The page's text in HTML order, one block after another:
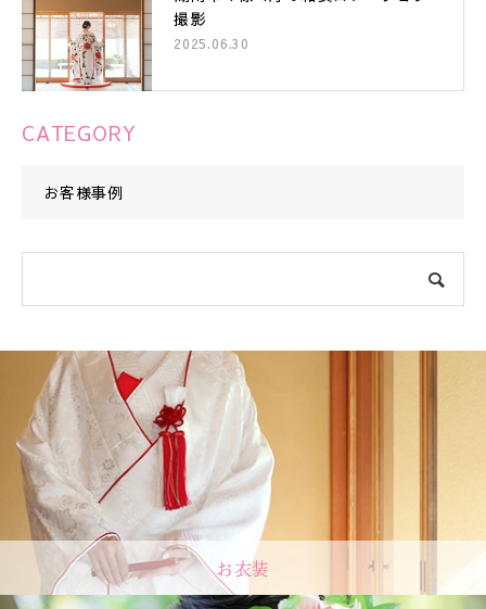
撮影
2025.06.30
CATEGORY
お客様事例
お衣装